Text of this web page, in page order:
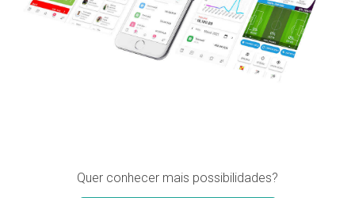
Quer conhecer mais possibilidades?